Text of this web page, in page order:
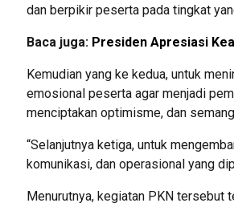
dan berpikir peserta pada tingkat
Baca juga: Presiden Apresiasi
Kemudian yang ke kedua, untuk
emosional peserta agar menjadi
menciptakan optimisme, dan
“Selanjutnya ketiga, untuk
komunikasi, dan operasional yang
Menurutnya, kegiatan PKN tersebut